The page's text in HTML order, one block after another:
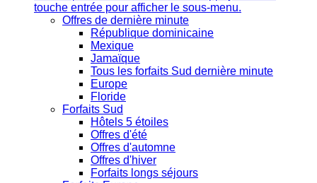
touche entrée pour afficher le sous-menu.
Offres de dernière minute
République dominicaine
Mexique
Jamaïque
Tous les forfaits Sud dernière minute
Europe
Floride
Forfaits Sud
Hôtels 5 étoiles
Offres d'été
Offres d'automne
Offres d'hiver
Forfaits longs séjours